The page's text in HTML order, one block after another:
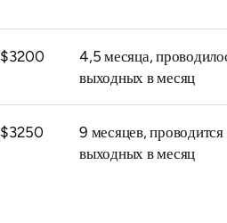
$3200
4,5 месяца,
выходных в месяц
$3250
9 месяцев,
выходных в месяц